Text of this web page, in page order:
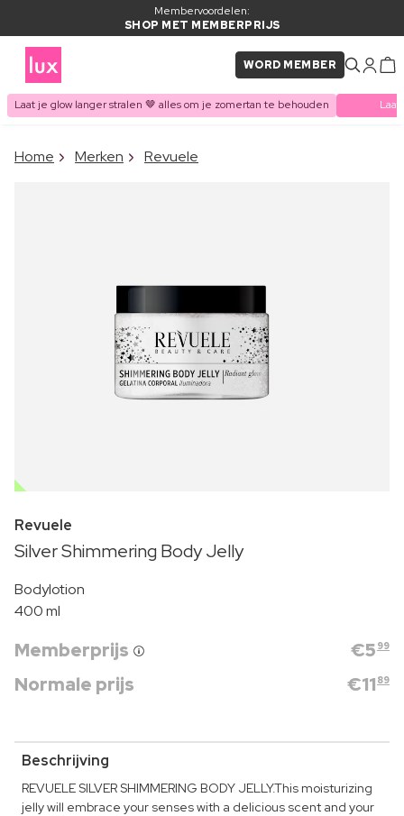
Membervoordelen:
SHOP MET MEMBERPRIJS
WORD MEMBER
Laat je glow langer stralen 🤎 alles om je zomertan te behouden
ITEM TOEGEVOEGD AAN
Home Merken Revuele
OUTLET
Revuele
Silver Shimmering Body Jelly
Bodylotion
400 ml
Memberprijs €5 99
Normale prijs €11 89
Beschrijving
REVUELE SILVER SHIMMERING BODY JELLY.This moisturizing
jelly will embrace your senses with a delicious scent and your